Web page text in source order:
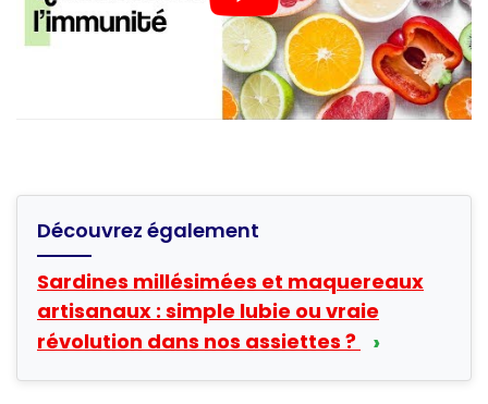
Découvrez également
Sardines millésimées et maquereaux
artisanaux : simple lubie ou vraie
révolution dans nos assiettes ?
›